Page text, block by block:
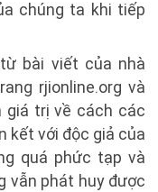
chúng ta khi tiếp
bài viết của nhà
rjionline.org và
giá trị về cách các
kết với độc giả của
quá phức tạp và
vẫn phát huy được